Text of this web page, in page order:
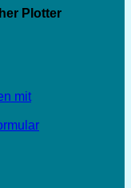
Plotter
mit